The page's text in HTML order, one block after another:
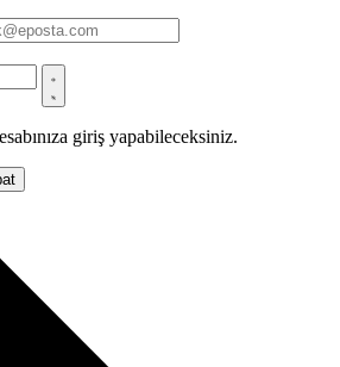
giriş yapabileceksiniz.